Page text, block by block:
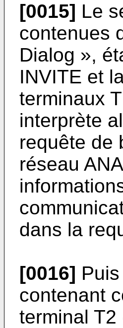
[0015] Le
contenues
Dialog »,
INVITE et
terminaux
interprète
requête de
réseau
dans la
[0016]
contenant
terminal